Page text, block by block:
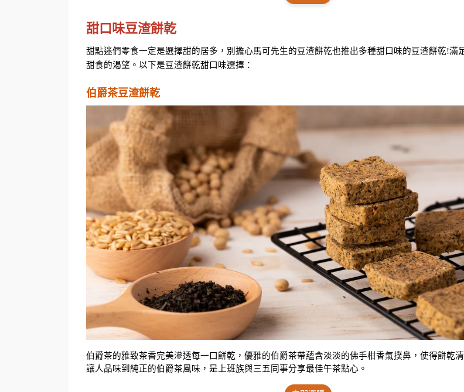
甜口味豆渣餅乾
甜點迷們零食一定是選擇甜的居多，別擔心馬可先生的豆渣餅乾也推出多種甜口味的豆渣餅乾!滿
甜食的渴望。以下是豆渣餅乾甜口味選擇：
伯爵茶豆渣餅乾
伯爵茶的雅致茶香完美滲透每一口餅乾，優雅的伯爵茶帶蘊含淡淡的佛手柑香氣撲鼻，使得餅乾
讓人品味到純正的伯爵茶風味，是上班族與三五同事分享最佳午茶點心。